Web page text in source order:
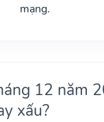
mạng.
12 năm
xấu?